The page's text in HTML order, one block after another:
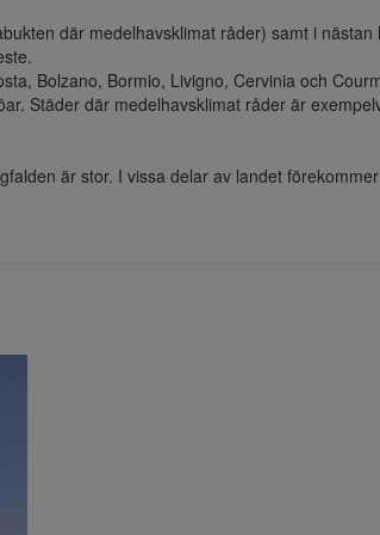
där medelhavsklimat råder) samt i nästan
Bolzano, Bormio, Livigno, Cervinia och
Städer där medelhavsklimat råder är
är stor. I vissa delar av landet förekommer